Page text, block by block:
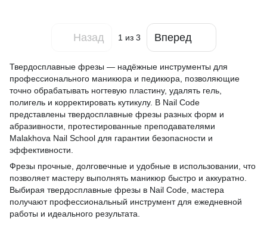
Назад 1 из 3 Вперед
Твердосплавные фрезы — надёжные инструменты для
профессионального маникюра и педикюра, позволяющие
точно обрабатывать ногтевую пластину, удалять гель,
полигель и корректировать кутикулу. В Nail Code
представлены твердосплавные фрезы разных форм и
абразивности, протестированные преподавателями
Malakhova Nail School для гарантии безопасности и
эффективности.
Фрезы прочные, долговечные и удобные в использовании, что
позволяет мастеру выполнять маникюр быстро и аккуратно.
Выбирая твердосплавные фрезы в Nail Code, мастера
получают профессиональный инструмент для ежедневной
работы и идеального результата.